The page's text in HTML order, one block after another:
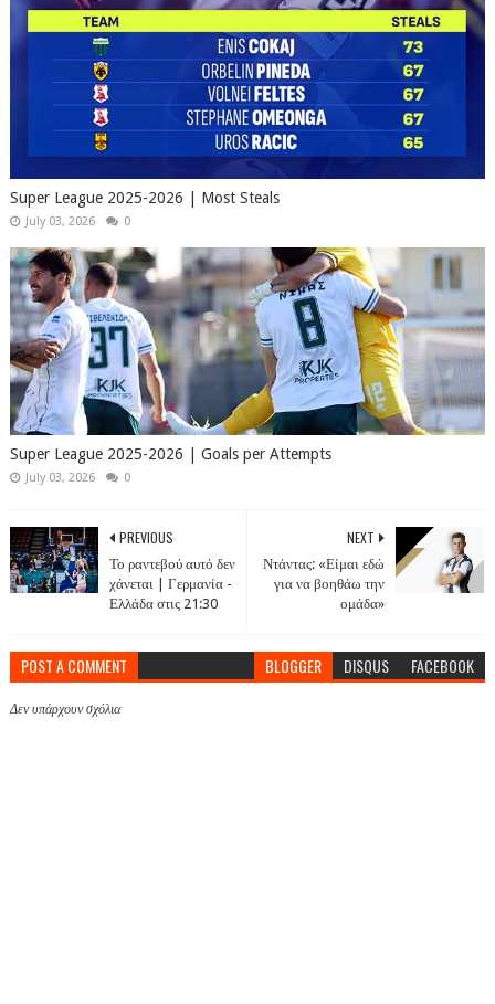
Super League 2025-2026 | Most Steals
July 03, 2026 0
Super League 2025-2026 | Goals per Attempts
July 03, 2026 0
NEXT
Ντάντας: «Είμαι εδώ
για να βοηθάω την
ομάδα»
PREVIOUS
Το ραντεβού αυτό δεν
χάνεται | Γερμανία -
Ελλάδα στις 21:30
POST A COMMENT BLOGGER DISQUS FACEBOOK
Δεν υπάρχουν σχόλια